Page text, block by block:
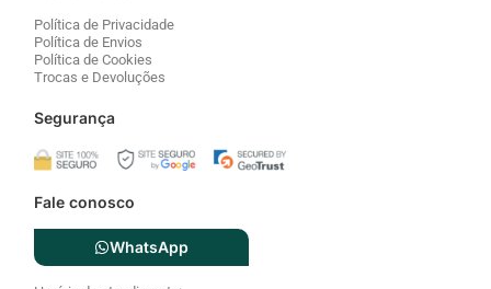
Política de Privacidade
Política de Envios
Política de Cookies
Trocas e Devoluções
Segurança
Fale conosco
WhatsApp